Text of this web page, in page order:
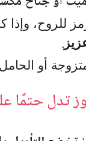
للروح،
.
أو
تدل حتمًا